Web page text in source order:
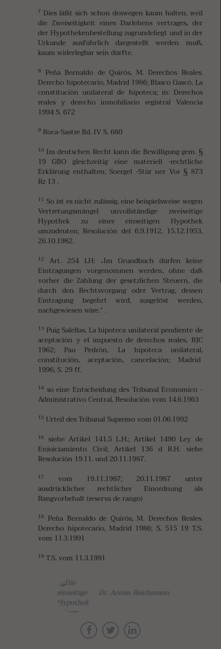
7 Dies läßt sich schon deswegen kaum halten, weil
die Zweiseitigkeit eines Darlehens vertrages, der
der Hypothekenbestellung zugrundeliegt und in der
Urkunde ausführlich dargestellt werden muß,
kaum widerlegbar sein dürfte.
8 Peña Bernaldo de Quirós, M. Derechos Reales.
Derecho hipotecario, Madrid 1986; Blasco Gascó, La
constitución unilateral de hipoteca; in: Derechos
reales y derecho inmobiliario registral Valencia
1994 S. 672
9 Roca-Sastre Bd. IV S. 680
10 Im deutschen Recht kann die Bewilligung gem. §
19 GBO gleichzeitig eine materiell -rechtliche
Erklärung enthalten; Soergel -Stür ner Vor § 873
Rz 13 .
11 So ist es nicht zulässig, eine beispielsweise wegen
Vertretungsmängel unvollständige zweiseitige
Hypothek zu einer einseitigen Hypothek
umzudeuten; Resolución del 6.9.1912, 15.12.1953,
26.10.1982.
12
Art. 254 LH: „Im Grundbuch dürfen keine
Eintragungen vorgenommen werden, ohne daß
vorher die Zahlung der gesetzlichen Steuern, die
durch den Rechtsvorgang oder Vertrag, dessen
Eintragung begehrt wird, ausgelöst werden,
nachgewiesen wäre.“ .
13 Puig Salellas, La hipoteca unilateral pendiente de
aceptación y el impuesto de derechos reales, RJC
1962; Pau Pedrón, La hipoteca unilateral,
constitución, aceptación, cancelación; Madrid
1996, S. 29 ff.
14 so eine Entscheidung des Tribunal Economico -
Administrativo Central, Resolución vom 14.6.1963
15 Urteil des Tribunal Supremo vom 01.06.1992
16 siehe Artikel 141.5 L.H.; Artikel 1490 Ley de
Enjuiciamiento Civil; Artikel 136 d R.H. siehe
Resolución 19.11. und 20.11.1987.
17
vom 19.11.1987; 20.11.1987 unter
ausdrücklicher rechtlicher Einordnung als
Rangvorbehalt (reserva de rango)
18 Peña Bernaldo de Quirós, M. Derechos Reales.
Derecho hipotecario, Madrid 1986; S. 515 19 T.S.
vom 11.3.1991
19 T.S. vom 11.3.1991
Dr. Armin Reichmann